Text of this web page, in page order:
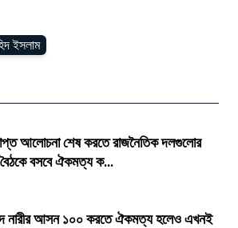
ইসলাম
আলোচনা শেষ করতে রাজনৈতিক দলগুলোর
বৈঠকে বসবে ঐকমত্য ক...
নারীর আসন ১০০ করতে ঐকমত্য হলেও এখনই